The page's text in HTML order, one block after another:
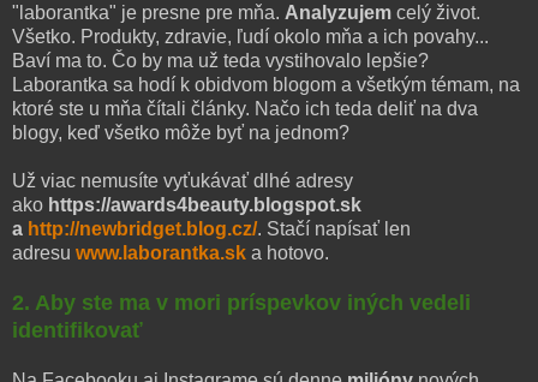
"laborantka" je presne pre mňa. Analyzujem celý život.
Všetko. Produkty, zdravie, ľudí okolo mňa a ich povahy...
Baví ma to. Čo by ma už teda vystihovalo lepšie?
Laborantka sa hodí k obidvom blogom a všetkým témam, na
ktoré ste u mňa čítali články. Načo ich teda deliť na dva
blogy, keď všetko môže byť na jednom?
Už viac nemusíte vyťukávať dlhé adresy
ako https://awards4beauty.blogspot.sk
a http://newbridget.blog.cz/. Stačí napísať len
adresu www.laborantka.sk a hotovo.
2. Aby ste ma v mori príspevkov iných vedeli
identifikovať